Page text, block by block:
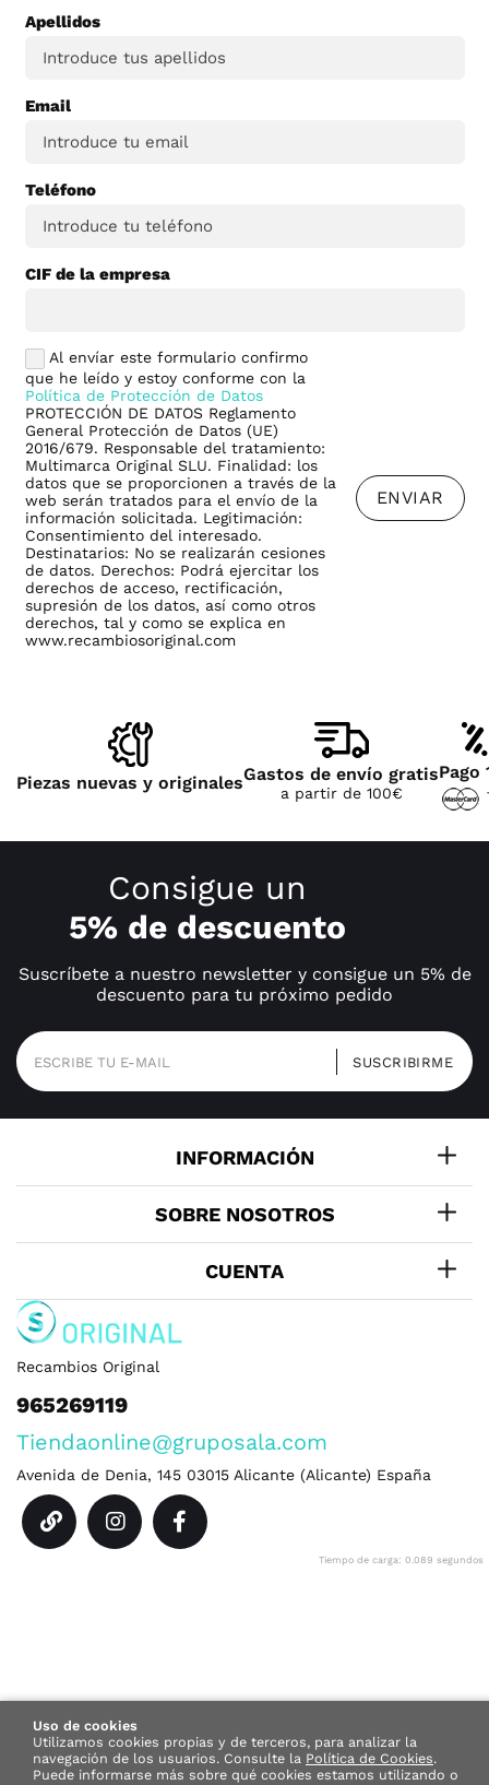
Apellidos
Teléfono
Email
CIF de la empresa
Al envíar este formulario confirmo
que he leído y estoy conforme con la
Política de Protección de Datos
PROTECCIÓN DE DATOS Reglamento
General Protección de Datos (UE)
2016/679. Responsable del tratamiento:
Multimarca Original SLU. Finalidad: los
datos que se proporcionen a través de la
web serán tratados para el envío de la
información solicitada. Legitimación:
Consentimiento del interesado.
Destinatarios: No se realizarán cesiones
de datos. Derechos: Podrá ejercitar los
derechos de acceso, rectificación,
supresión de los datos, así como otros
derechos, tal y como se explica en
www.recambiosoriginal.com
ENVIAR
Piezas nuevas y originalesGastos de envío gratis
a partir de 100€
Pago
Consigue un
5% de descuento
Suscríbete a nuestro newsletter y consigue un 5% de
descuento para tu próximo pedido
INFORMACIÓN
SOBRE NOSOTROS
CUENTA
Recambios Original
965269119
Tiendaonline@gruposala.com
Avenida de Denia, 145 03015 Alicante (Alicante) España
Tiempo de carga: 0.089 segundos
Uso de cookies
Utilizamos cookies propias y de terceros, para analizar la
navegación de los usuarios. Consulte la Política de Cookies.
Puede informarse más sobre qué cookies estamos utilizando o